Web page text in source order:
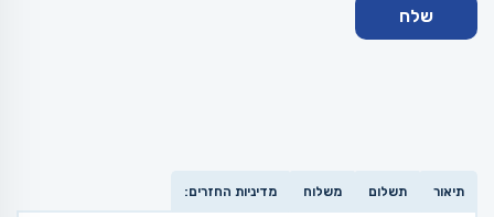
תיאור תשלום משלוח מדיניות החזרים: